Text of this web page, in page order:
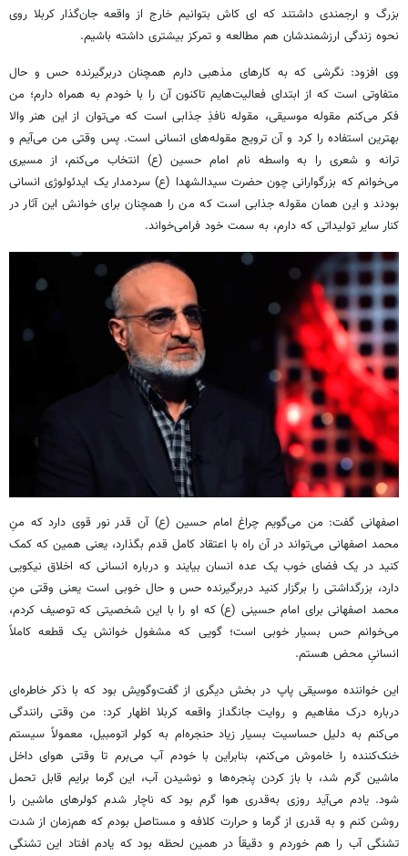
بزرگ و ارجمندی داشتند که ای کاش بتوانیم خارج از واقعه جان‌گذار کربلا روی
نحوه زندگی ارزشمندشان هم مطالعه و تمرکز بیشتری داشته باشیم.
وی افزود: نگرشی که به کارهای مذهبی دارم همچنان دربرگیرنده حس و حال
متفاوتی است که از ابتدای فعالیت‌هایم تاکنون آن را با خودم به همراه دارم؛ من
فکر می‌کنم مقوله موسیقی، مقوله نافذِ جذابی است که می‌توان از این هنر والا
بهترین استفاده را کرد و آن ترویج مقوله‌های انسانی است. پس وقتی من می‌آیم و
ترانه و شعری را به واسطه نام امام حسین (ع) انتخاب می‌کنم، از مسیری
می‌خوانم که بزرگوارانی چون حضرت سیدالشهدا (ع)سردمدار یک ایدئولوژی انسانی
بودند و این همان مقوله جذابی است که من را همچنان برای خوانش این آثار در
کنار سایر تولیداتی که دارم، به سمت خود فرامی‌خواند.
اصفهانی گفت: من می‌گویم چراغ امام حسین (ع) آن قدر نور قوی دارد که منِ
محمد اصفهانی می‌تواند در آن راه با اعتقاد کامل قدم بگذارد، یعنی همین که کمک
کنید در یک فضای خوب یک عده انسان بیایند و درباره انسانی که اخلاق نیکویی
دارد، بزرگداشتی را برگزار کنید دربرگیرنده حس و حال خوبی است یعنی وقتی منِ
محمد اصفهانی برای امام حسینی (ع) که او را با این شخصیتی که توصیف کردم،
می‌خوانم حس بسیار خوبی است؛ گویی که مشغول خوانش یک قطعه کاملاً
انسانیِ محض هستم.
این خواننده موسیقی پاپ در بخش دیگری از گفت‌وگویش بود که با ذکر خاطره‌ای
درباره درک مفاهیم و روایت جانگداز واقعه کربلا اظهار کرد: من وقتی رانندگی
می‌کنم به دلیل حساسیت بسیار زیاد حنجره‌ام به کولر اتومبیل، معمولاً سیستم
خنک‌کننده را خاموش می‌کنم، بنابراین با خودم آب می‌برم تا وقتی هوای داخل
ماشین گرم شد، با باز کردن پنجره‌ها و نوشیدن آب، این گرما برایم قابل تحمل
شود. یادم می‌آید روزی به‌قدری هوا گرم بود که ناچار شدم کولرهای ماشین را
روشن کنم و به قدری از گرما و حرارت کلافه و مستاصلبودم که هم‌زمان از شدت
تشنگی آب را هم خوردم و دقیقاً در همین لحظه بود که یادم افتاد این تشنگی